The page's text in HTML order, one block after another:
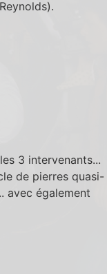
3 intervenants...
de pierres quasi-
avec également